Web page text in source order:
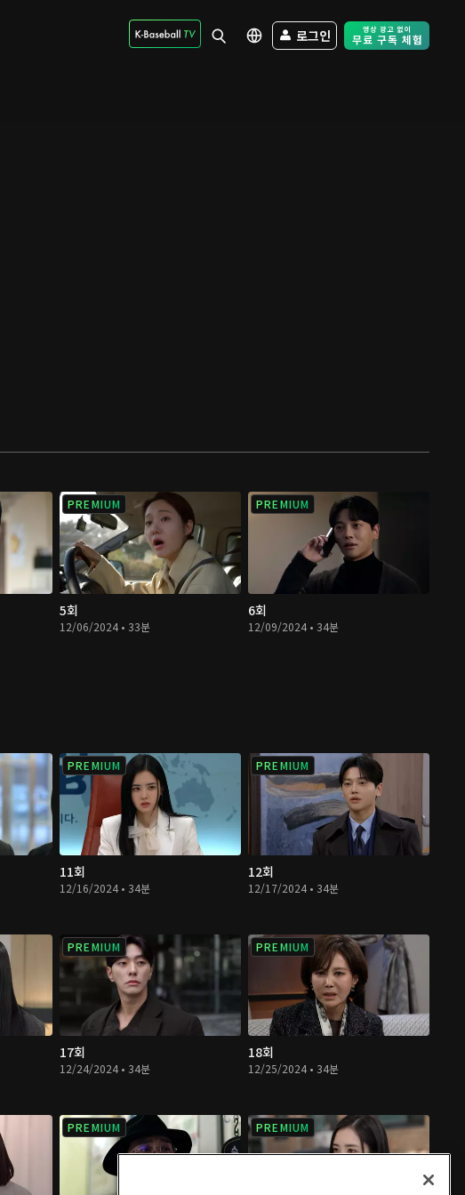
로그인 Free Trial -
PREMIUM
5회
12/06/2024 • 33분
PREMIUM
6회
12/09/2024 • 34분
PREMIUM
11회
12/16/2024 • 34분
PREMIUM
12회
12/17/2024 • 34분
PREMIUM
17회
12/24/2024 • 34분
PREMIUM
18회
12/25/2024 • 34분
PREMIUM PREMIUM